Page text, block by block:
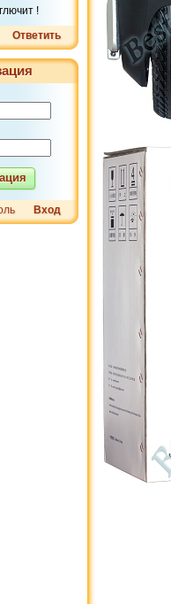
!
Ответить
Вход